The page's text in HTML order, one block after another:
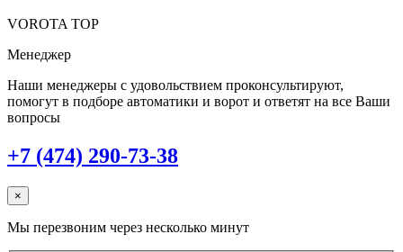
VOROTA TOP
Менеджер
Наши менеджеры с удовольствием проконсультируют,
помогут в подборе автоматики и ворот и ответят на все Ваши
вопросы
+7 (474) 290-73-38
×
Мы перезвоним через несколько минут